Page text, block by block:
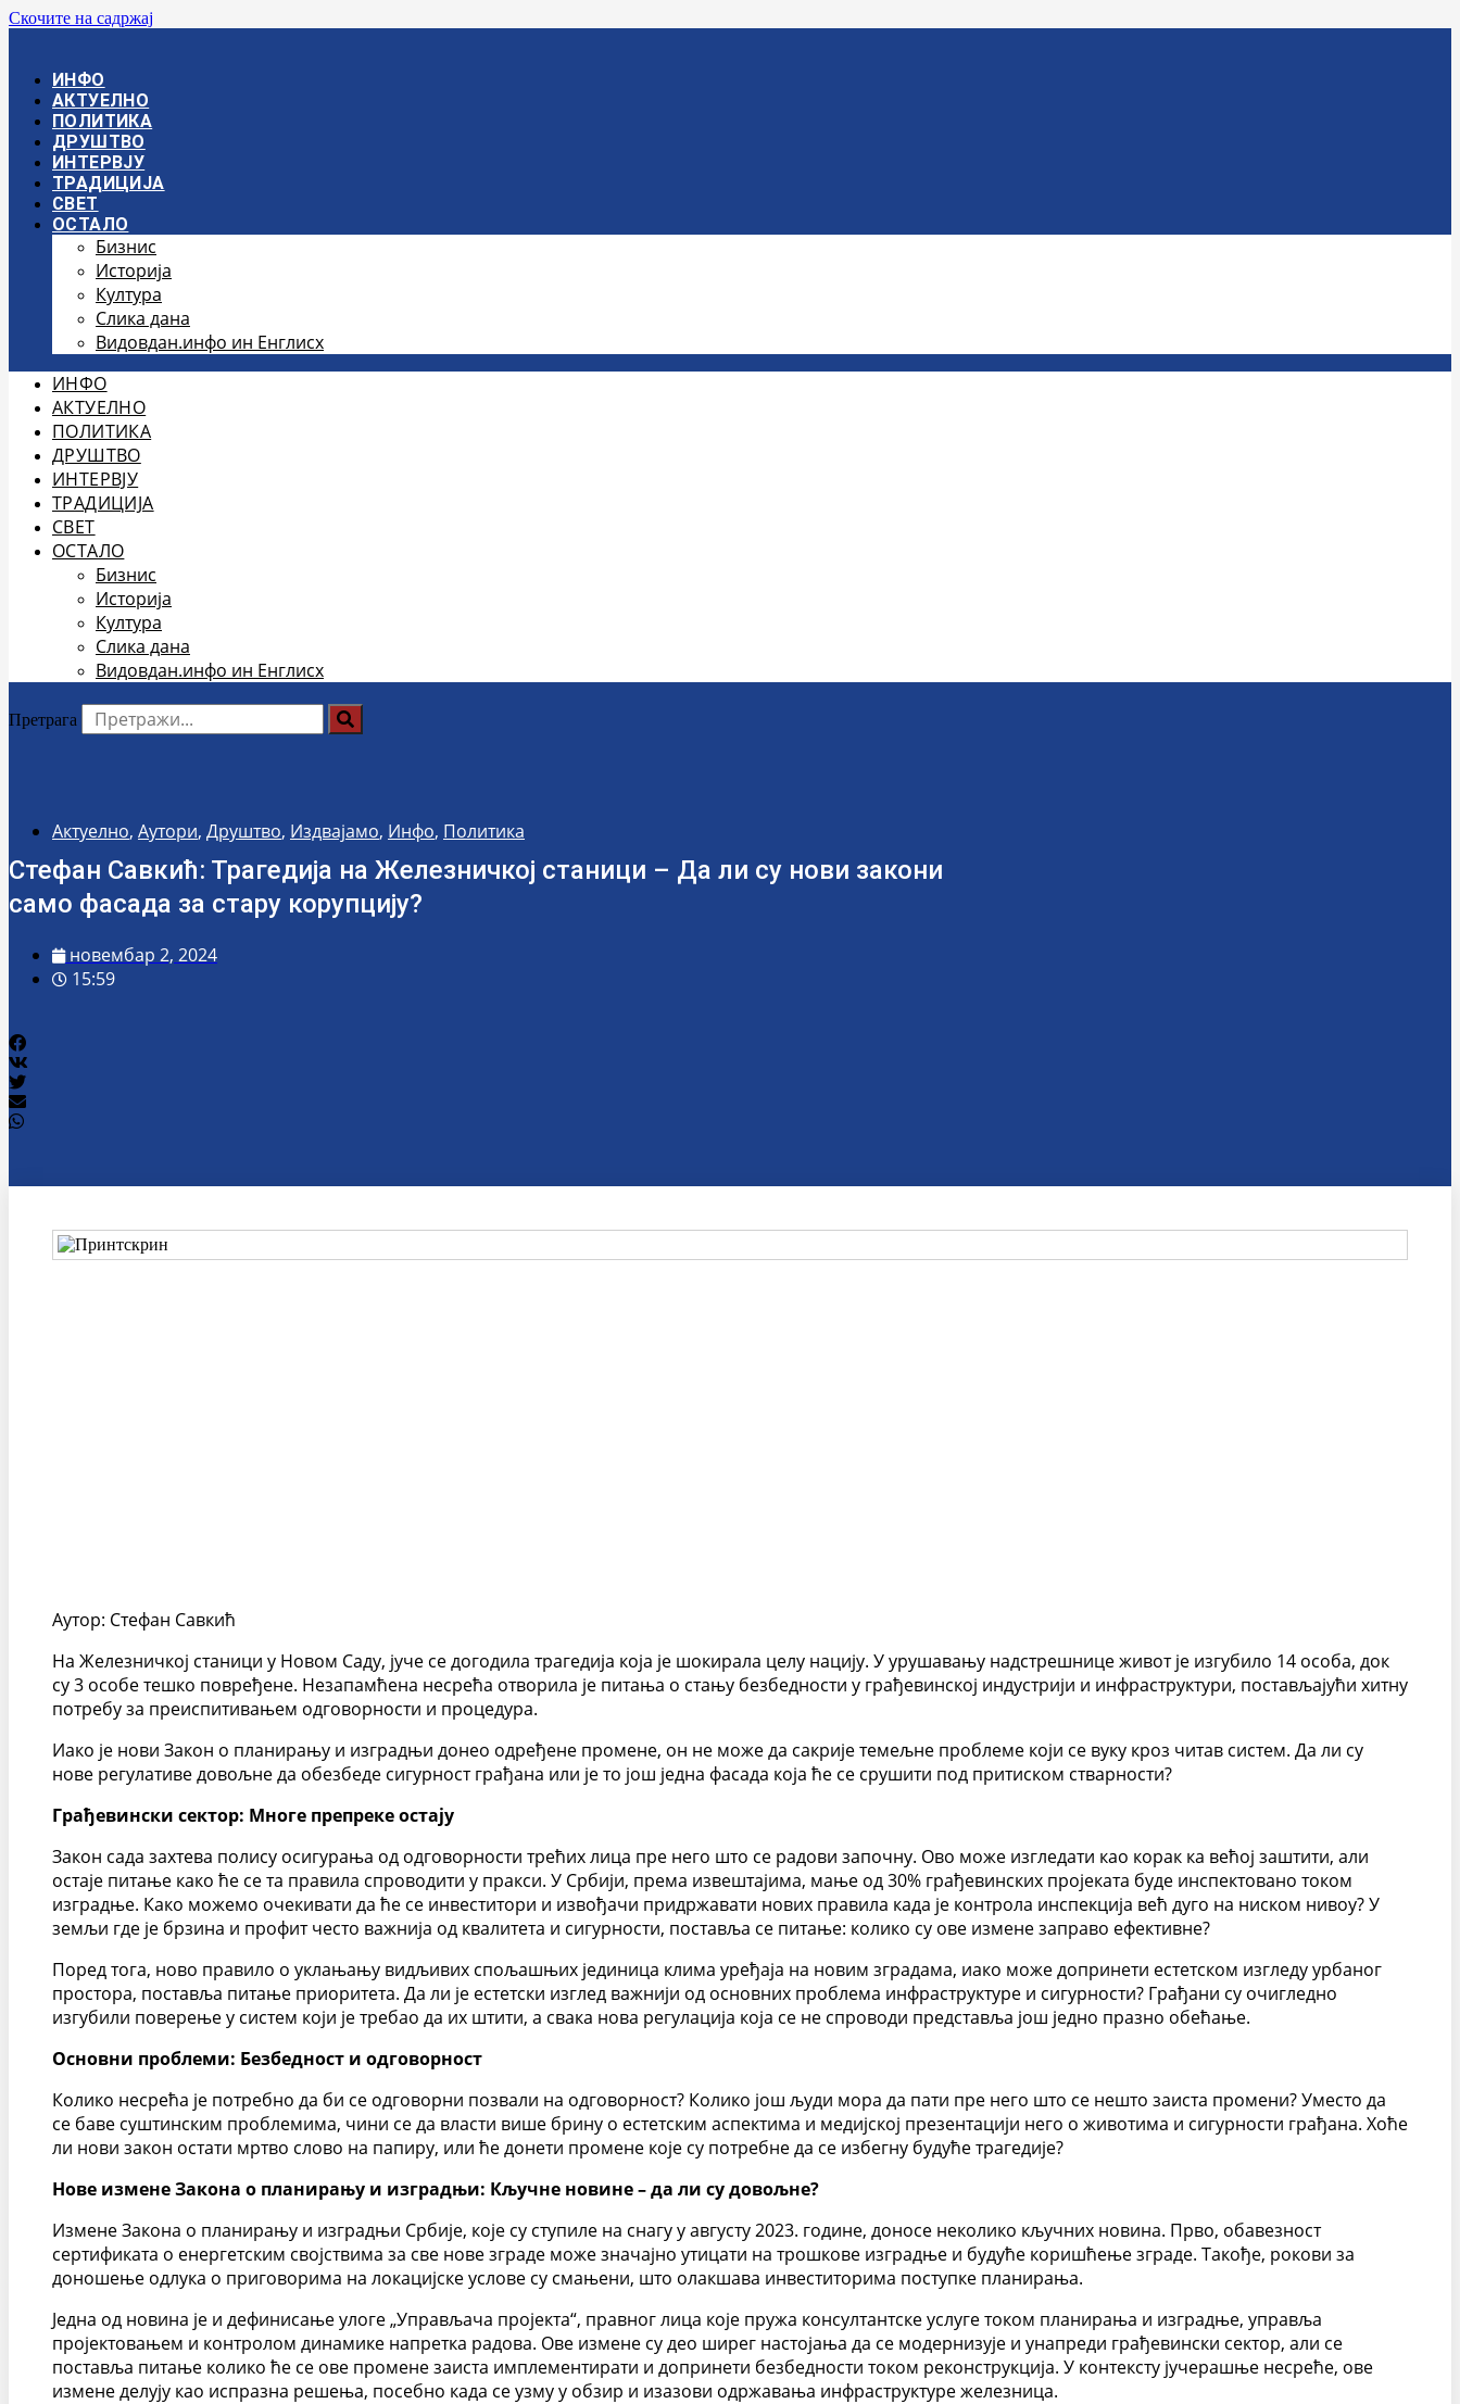
Скочите на садржај
ИНФО
АКТУЕЛНО
ПОЛИТИКА
ДРУШТВО
ИНТЕРВЈУ
ТРАДИЦИЈА
СВЕТ
ОСТАЛО
Бизнис
Историја
Култура
Слика дана
Видовдан.инфо ин Енглисх
ИНФО
АКТУЕЛНО
ПОЛИТИКА
ДРУШТВО
ИНТЕРВЈУ
ТРАДИЦИЈА
СВЕТ
ОСТАЛО
Бизнис
Историја
Култура
Слика дана
Видовдан.инфо ин Енглисх
Претрага
Актуелно, Аутори, Друштво, Издвајамо, Инфо, Политика
Стефан Савкић: Трагедија на Железничкој станици – Да ли су нови закони
само фасада за стару корупцију?
новембар 2, 2024
15:59
Аутор: Стефан Савкић
На Железничкој станици у Новом Саду, јуче се догодила трагедија која је шокирала целу нацију. У урушавању надстрешнице живот је изгубило 14 особа, док
су 3 особе тешко повређене. Незапамћена несрећа отворила је питања о стању безбедности у грађевинској индустрији и инфраструктури, постављајући хитну
потребу за преиспитивањем одговорности и процедура.
Иако је нови Закон о планирању и изградњи донео одређене промене, он не може да сакрије темељне проблеме који се вуку кроз читав систем. Да ли су
нове регулативе довољне да обезбеде сигурност грађана или је то још једна фасада која ће се срушити под притиском стварности?
Грађевински сектор: Многе препреке остају
Закон сада захтева полису осигурања од одговорности трећих лица пре него што се радови започну. Ово може изгледати као корак ка већој заштити, али
остаје питање како ће се та правила спроводити у пракси. У Србији, према извештајима, мање од 30% грађевинских пројеката буде инспектовано током
изградње. Како можемо очекивати да ће се инвеститори и извођачи придржавати нових правила када је контрола инспекција већ дуго на ниском нивоу? У
земљи где је брзина и профит често важнија од квалитета и сигурности, поставља се питање: колико су ове измене заправо ефективне?
Поред тога, ново правило о уклањању видљивих спољашњих јединица клима уређаја на новим зградама, иако може допринети естетском изгледу урбаног
простора, поставља питање приоритета. Да ли је естетски изглед важнији од основних проблема инфраструктуре и сигурности? Грађани су очигледно
изгубили поверење у систем који је требао да их штити, а свака нова регулација која се не спроводи представља још једно празно обећање.
Основни проблеми: Безбедност и одговорност
Колико несрећа је потребно да би се одговорни позвали на одговорност? Колико још људи мора да пати пре него што се нешто заиста промени? Уместо да
се баве суштинским проблемима, чини се да власти више брину о естетским аспектима и медијској презентацији него о животима и сигурности грађана. Хоће
ли нови закон остати мртво слово на папиру, или ће донети промене које су потребне да се избегну будуће трагедије?
Нове измене Закона о планирању и изградњи: Кључне новине – да ли су довољне?
Измене Закона о планирању и изградњи Србије, које су ступиле на снагу у августу 2023. године, доносе неколико кључних новина. Прво, обавезност
сертификата о енергетским својствима за све нове зграде може значајно утицати на трошкове изградње и будуће коришћење зграде. Такође, рокови за
доношење одлука о приговорима на локацијске услове су смањени, што олакшава инвеститорима поступке планирања.
Једна од новина је и дефинисање улоге „Управљача пројекта“, правног лица које пружа консултантске услуге током планирања и изградње, управља
пројектовањем и контролом динамике напретка радова. Ове измене су део ширег настојања да се модернизује и унапреди грађевински сектор, али се
поставља питање колико ће се ове промене заиста имплементирати и допринети безбедности током реконструкција. У контексту јучерашње несреће, ове
измене делују као испразна решења, посебно када се узму у обзир и изазови одржавања инфраструктуре железница.